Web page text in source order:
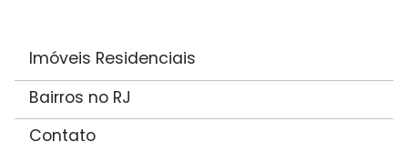
Imóveis Residenciais
Bairros no RJ
Contato